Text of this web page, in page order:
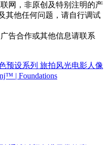
网，非原创及特别注明的产
其他任何问题，请自行调试
告合作或其他信息请联系
预设系列 旅拍风光电影人像
| Foundations